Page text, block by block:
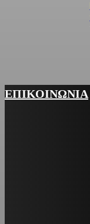
ΕΠΙΚΟΙΝΩΝΙΑ